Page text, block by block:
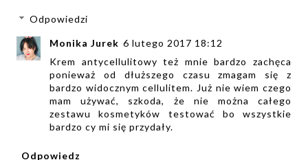
Odpowiedzi
Monika Jurek 6 lutego 2017 18:12
Krem antycellulitowy też mnie bardzo zachęca
ponieważ od dłuższego czasu zmagam się z
bardzo widocznym cellulitem. Już nie wiem czego
mam używać, szkoda, że nie można całego
zestawu kosmetyków testować bo wszystkie
bardzo cy mi się przydały.
Odpowiedz